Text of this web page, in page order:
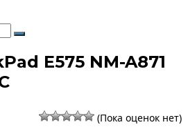
E575 NM-A871
(Пока оценок нет)